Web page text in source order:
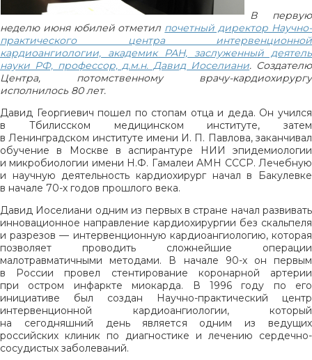
В первую
неделю июня юбилей отметил почетный директор Научно-
практического центра интервенционной
кардиоангиологии, академик РАН, заслуженный деятель
науки РФ, профессор, д.м.н. Давид Иоселиани. Создателю
Центра, потомственному врачу-кардиохирургу
исполнилось 80 лет.
Давид Георгиевич пошел по стопам отца и деда. Он учился
в Тбилисском медицинском институте, затем
в Ленинградском институте имени И. П. Павлова, заканчивал
обучение в Москве в аспирантуре НИИ эпидемиологии
и микробиологии имени Н.Ф. Гамалеи АМН СССР. Лечебную
и научную деятельность кардиохирург начал в Бакулевке
в начале 70-х годов прошлого века.
Давид Иоселиани одним из первых в стране начал развивать
инновационное направление кардиохирургии без скальпеля
и разрезов — интервенционную кардиоангиологию, которая
позволяет проводить сложнейшие операции
малотравматичными методами. В начале 90-х он первым
в России провел стентирование коронарной артерии
при остром инфаркте миокарда. В 1996 году по его
инициативе был создан Научно-практический центр
интервенционной кардиоангиологии, который
на сегодняшний день является одним из ведущих
российских клиник по диагностике и лечению сердечно-
сосудистых заболеваний.